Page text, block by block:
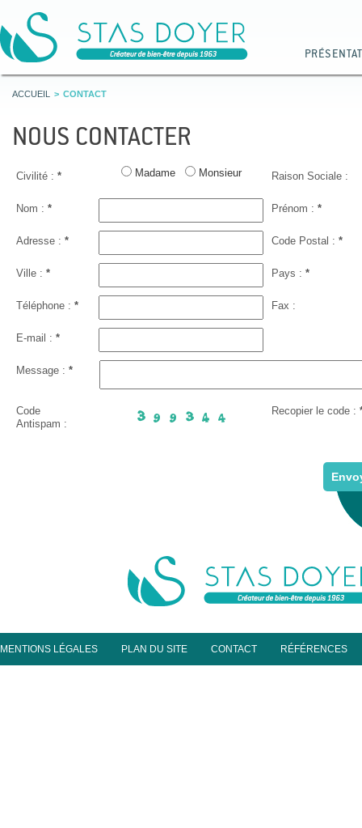
ACCUEIL CONTACT
NOUS CONTACTER
Civilité : * Madame Monsieur Raison Sociale :
Nom : * Prénom : *
Adresse : * Code Postal : *
Ville : * Pays : *
Téléphone : * Fax :
E-mail : *
Message : *
Code
Antispam :
Recopier le code :
MENTIONS LÉGALES PLAN DU SITE CONTACT RÉFÉRENCES